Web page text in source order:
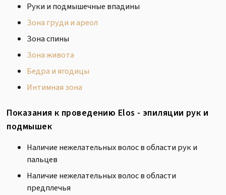
Руки и подмышечные впадины
Зона груди и ареол
Зона спины
Зона живота
Бедра и ягодицы
Интимная зона
Показания к проведению Elos - эпиляции рук и
подмышек
Наличие нежелательных волос в области рук и
пальцев
Наличие нежелательных волос в области
предплечья